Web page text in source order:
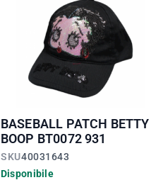
BASEBALL PATCH BETTY
BOOP BT0072 931
SKU40031643
Disponibile